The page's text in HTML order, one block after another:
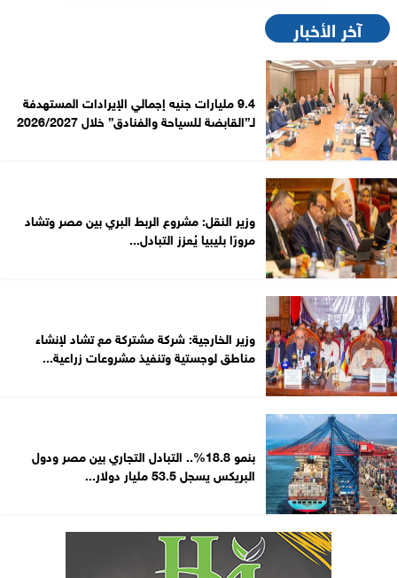
آخر الأخبار
9.4 مليارات جنيه إجمالي الإيرادات المستهدفة
لـ”القابضة للسياحة والفنادق” خلال 2026/2027
وزير النقل: مشروع الربط البري بين مصر وتشاد
مرورًا بليبيا يُعزز التبادل...
وزير الخارجية: شركة مشتركة مع تشاد لإنشاء
مناطق لوجستية وتنفيذ مشروعات زراعية...
بنمو 18.8%.. التبادل التجاري بين مصر ودول
البريكس يسجل 53.5 مليار دولار...